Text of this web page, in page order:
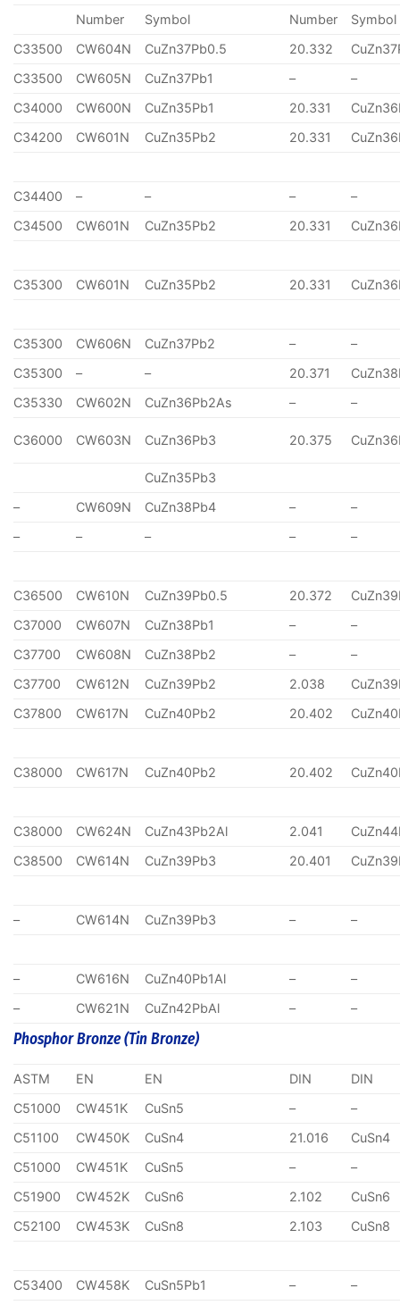
Number Symbol Number
Symbol
C33500
CW604N CuZn37Pb0.5 20.332
C33500
CW605N CuZn37Pb1 –
–
C34000
CW600N CuZn35Pb1 20.331
C34200
CW601N CuZn35Pb2 20.331
C34400 – – –
–
C34500
CW601N CuZn35Pb2 20.331
C35300 CW601N CuZn35Pb2 20.331
C35300 CW606N CuZn37Pb2 –
–
C35300
– – 20.371
C35330
CW602N CuZn36Pb2As – –
C36000 CW603N CuZn36Pb3 20.375
CuZn35Pb3
–
CW609N CuZn38Pb4 –
–
–
– – – –
C36500 CW610N CuZn39Pb0.5 20.372
C37000
CW607N CuZn38Pb1 –
–
C37700
CW608N CuZn38Pb2 –
–
C37700
CW612N CuZn39Pb2 2.038
C37800
CW617N CuZn40Pb2 20.402
C38000 CW617N CuZn40Pb2 20.402
C38000 CW624N CuZn43Pb2Al 2.041
C38500
CW614N CuZn39Pb3 20.401
– CW614N CuZn39Pb3 – –
– CW616N CuZn40Pb1Al –
–
–
CW621N CuZn42PbAl – –
Phosphor Bronze (Tin Bronze)
ASTM EN EN DIN
DIN
C51000
CW451K CuSn5 –
–
C51100
CW450K CuSn4 21.016
CuSn4
C51000
CW451K CuSn5 –
–
C51900
CW452K CuSn6 2.102
CuSn6
C52100
CW453K CuSn8 2.103 CuSn8
C53400 CW458K CuSn5Pb1 – –